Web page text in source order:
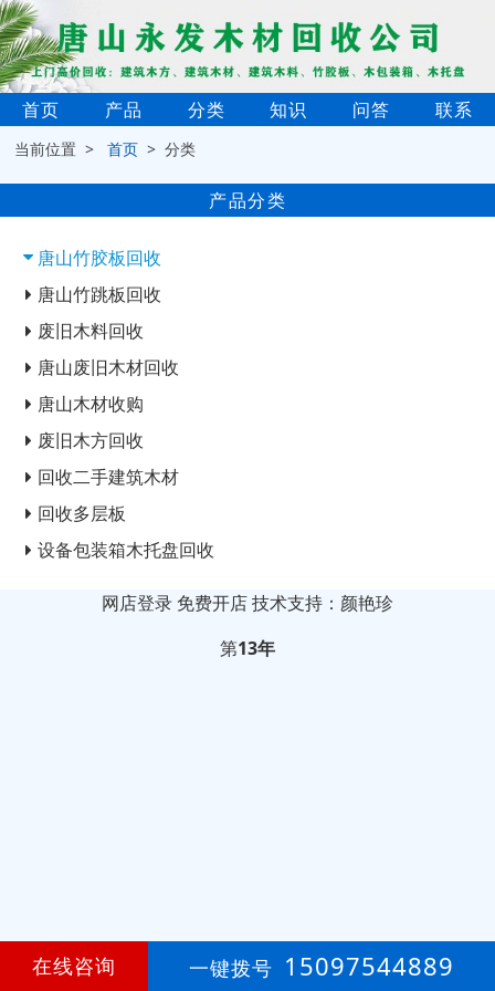
首页 产品 分类 知识 问答 联系
当前位置 >首页 > 分类
产品分类
唐山竹胶板回收
唐山竹跳板回收
废旧木料回收
唐山废旧木材回收
唐山木材收购
废旧木方回收
回收二手建筑木材
回收多层板
设备包装箱木托盘回收
网店登录 免费开店技术支持：颜艳珍
第13年
在线咨询 一键拨号 15097544889